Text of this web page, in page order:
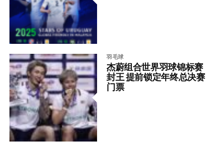
羽毛球
杰蔚组合世界羽球锦标赛
封王 提前锁定年终总决赛
门票